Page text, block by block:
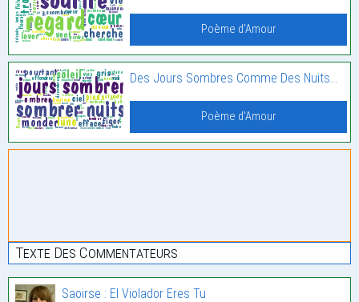
Poème d'Amour
Des Jours Sombres Comme Des Nuits…
Poème d'Amour
Texte Des Commentateurs
Saoirse : El Violador Eres Tu